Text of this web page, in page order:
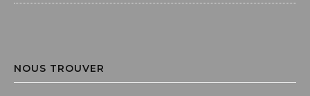
NOUS TROUVER